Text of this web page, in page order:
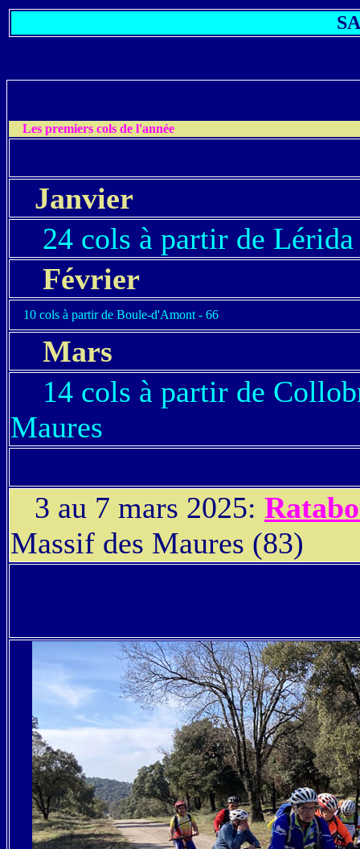
Les premiers cols de l'année
Janvier
24 cols à partir de Lérida
Février
10 cols à partir de Boule-d'Amont - 66
Mars
14 cols à partir de
Maures
3 au 7 mars 2025:
Massif des Maures (83)